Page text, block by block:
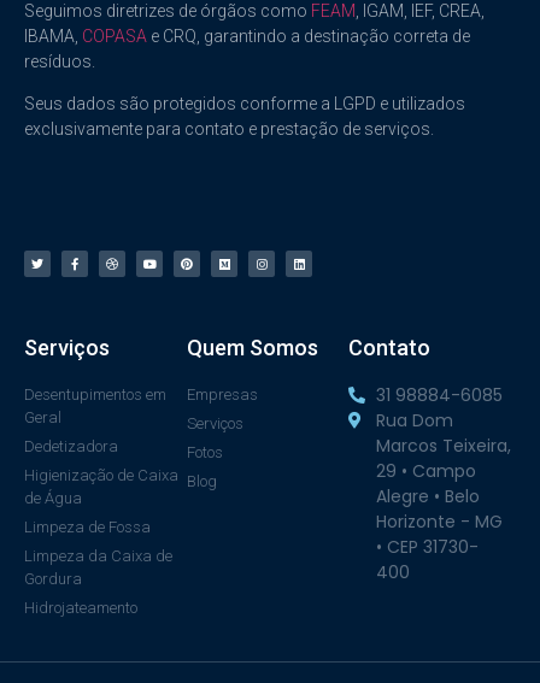
Seguimos diretrizes de órgãos como FEAM , IGAM, IEF, CREA,
IBAMA, COPASA e CRQ, garantindo a destinação correta de
resíduos.
Seus dados são protegidos conforme a LGPD e utilizados
exclusivamente para contato e prestação de serviços.
Serviços
Desentupimentos em
Geral
Dedetizadora
Higienização de Caixa
de Água
Limpeza de Fossa
Limpeza da Caixa de
Gordura
Hidrojateamento
Quem Somos
Empresas
Serviços
Fotos
Blog
Contato
31 98884-6085
Rua Dom
Marcos Teixeira,
29 • Campo
Alegre • Belo
Horizonte - MG
• CEP 31730-
400